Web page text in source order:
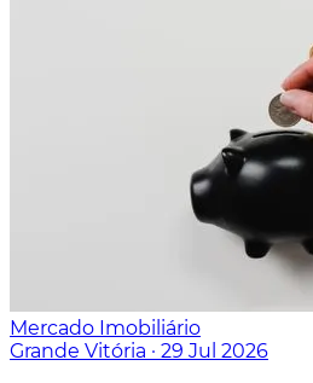
Mercado Imobiliário
Grande Vitória · 29 Jul 2026